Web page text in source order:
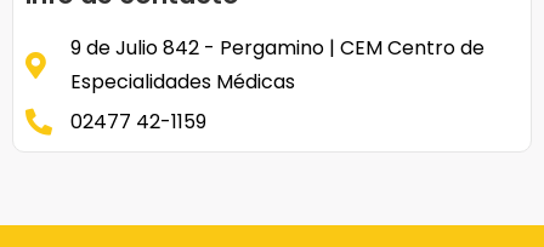
9 de Julio 842 - Pergamino | CEM Centro de
Especialidades Médicas
02477 42-1159